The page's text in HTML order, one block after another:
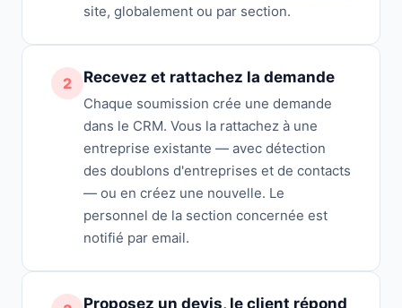
site, globalement ou par section.
2 Recevez et rattachez la demande
Chaque soumission crée une demande
dans le CRM. Vous la rattachez à une
entreprise existante — avec détection
des doublons d'entreprises et de contacts
— ou en créez une nouvelle. Le
personnel de la section concernée est
notifié par email.
Proposez un devis, le client répond